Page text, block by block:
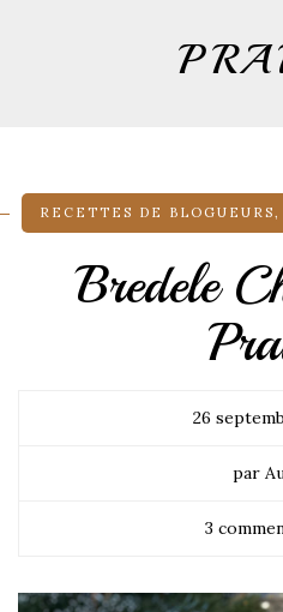
RECETTES DE BLOGUEURS,
Bredele
26
par
3